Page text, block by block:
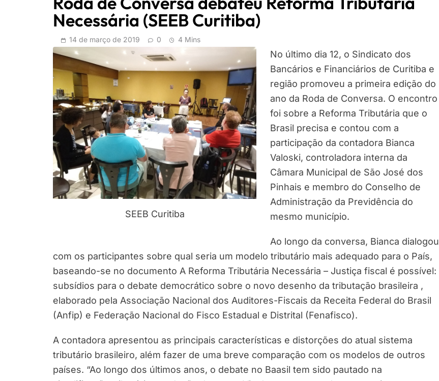
Necessária (SEEB Curitiba)
14 de março de 2019 0 4 Mins
SEEB Curitiba
No último dia 12, o Sindicato dos
Bancários e Financiários de Curitiba e
região promoveu a primeira edição do
ano da Roda de Conversa. O encontro
foi sobre a Reforma Tributária que o
Brasil precisa e contou com a
participação da contadora Bianca
Valoski, controladora interna da
Câmara Municipal de São José dos
Pinhais e membro do Conselho de
Administração da Previdência do
mesmo município.
Ao longo da conversa, Bianca dialogou
com os participantes sobre qual seria um modelo tributário mais adequado para o País,
baseando-se no documento A Reforma Tributária Necessária – Justiça fiscal é possível:
subsídios para o debate democrático sobre o novo desenho da tributação brasileira ,
elaborado pela Associação Nacional dos Auditores-Fiscais da Receita Federal do Brasil
(Anfip) e Federação Nacional do Fisco Estadual e Distrital (Fenafisco).
A contadora apresentou as principais características e distorções do atual sistema
tributário brasileiro, além fazer de uma breve comparação com os modelos de outros
países. “Ao longo dos últimos anos, o debate no Baasil tem sido pautado na